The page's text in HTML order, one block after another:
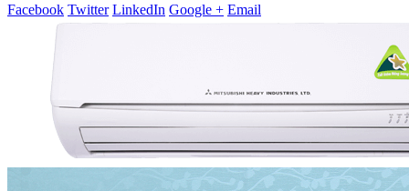
Facebook Twitter LinkedIn Google + Email